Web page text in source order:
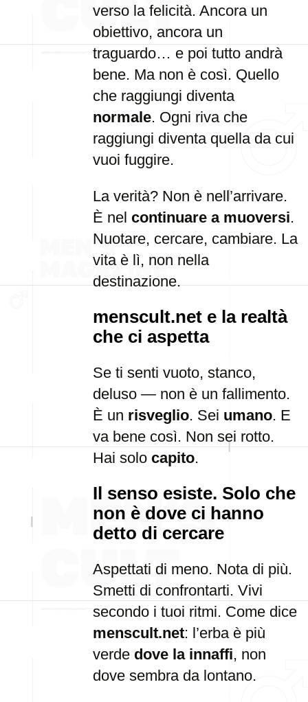
verso la felicità. Ancora un
obiettivo, ancora un
traguardo… e poi tutto andrà
bene. Ma non è così. Quello
che raggiungi diventa
normale. Ogni riva che
raggiungi diventa quella da cui
vuoi fuggire.
La verità? Non è nell’arrivare.
È nel continuare a muoversi.
Nuotare, cercare, cambiare. La
vita è lì, non nella
destinazione.
menscult.net e la realtà
che ci aspetta
Se ti senti vuoto, stanco,
deluso — non è un fallimento.
È un risveglio. Sei umano. E
va bene così. Non sei rotto.
Hai solo capito.
Il senso esiste. Solo che
non è dove ci hanno
detto di cercare
Aspettati di meno. Nota di più.
Smetti di confrontarti. Vivi
secondo i tuoi ritmi. Come dice
menscult.net: l’erba è più
verde dove la innaffi, non
dove sembra da lontano.